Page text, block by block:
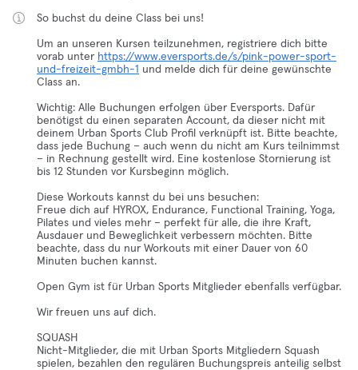
So buchst du deine Class bei uns!
Um an unseren Kursen teilzunehmen, registriere dich bitte
vorab unter https://www.eversports.de/s/pink-power-sport-
und-freizeit-gmbh-1 und melde dich für deine gewünschte
Class an.
Wichtig: Alle Buchungen erfolgen über Eversports. Dafür
benötigst du einen separaten Account, da dieser nicht mit
deinem Urban Sports Club Profil verknüpft ist. Bitte beachte,
dass jede Buchung – auch wenn du nicht am Kurs teilnimmst
– in Rechnung gestellt wird. Eine kostenlose Stornierung ist
bis 12 Stunden vor Kursbeginn möglich.
Diese Workouts kannst du bei uns besuchen:
Freue dich auf HYROX, Endurance, Functional Training, Yoga,
Pilates und vieles mehr – perfekt für alle, die ihre Kraft,
Ausdauer und Beweglichkeit verbessern möchten. Bitte
beachte, dass du nur Workouts mit einer Dauer von 60
Minuten buchen kannst.
Open Gym ist für Urban Sports Mitglieder ebenfalls verfügbar.
Wir freuen uns auf dich.
SQUASH
Nicht-Mitglieder, die mit Urban Sports Mitgliedern Squash
spielen, bezahlen den regulären Buchungspreis anteilig selbst